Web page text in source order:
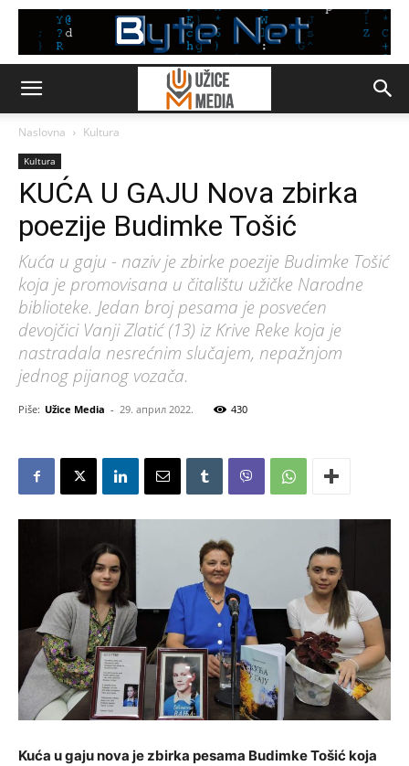
Naslovna Kultura
Kultura
KUĆA U GAJU Nova zbirka
poezije Budimke Tošić
Kuća u gaju - naziv je zbirke poezije Budimke Tošić
koja je promovisana u čitalištu užičke Narodne
biblioteke. Jedan broj pesama je posvećen
devojčici Vanji Zlatić (13) iz Krive Reke koja je
nastradala nesrećnim slučajem, nepažnjom
jednog pijanog vozača.
Piše: Užice Media - 29. април 2022. 430
Kuća u gaju nova je zbirka pesama Budimke Tošić koja